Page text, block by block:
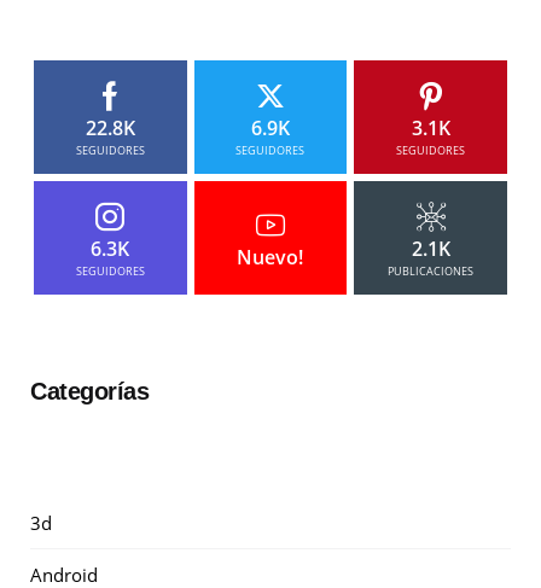
22.8K
SEGUIDORES
6.9K
SEGUIDORES
3.1K
SEGUIDORES
6.3K
SEGUIDORES
Nuevo! 2.1K
PUBLICACIONES
Categorías
3d
Android